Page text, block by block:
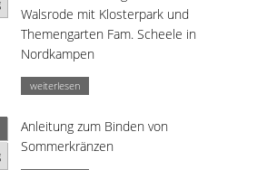
Walsrode mit Klosterpark und
Themengarten Fam. Scheele in
Nordkampen
weiterlesen
Anleitung zum Binden von
Sommerkränzen